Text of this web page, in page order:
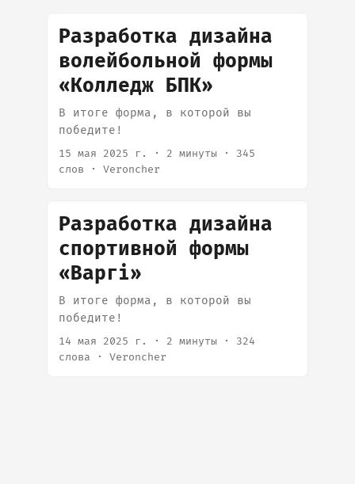
Разработка дизайна
волейбольной формы
«Колледж БПК»
В итоге форма, в которой вы
победите!
15 мая 2025 г. · 2 минуты· 345
слов · Veroncher
Разработка дизайна
спортивной формы
«Вapгi»
В итоге форма, в которой вы
победите!
14 мая 2025 г. · 2 минуты· 324
слова · Veroncher